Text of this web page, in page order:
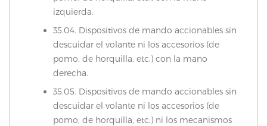
izquierda.
35.04. Dispositivos de mando accionables sin
descuidar el volante ni los accesorios (de
pomo, de horquilla, etc.) con la mano
derecha.
35.05. Dispositivos de mando accionables sin
descuidar el volante ni los accesorios (de
pomo, de horquilla, etc.) ni los mecanismos